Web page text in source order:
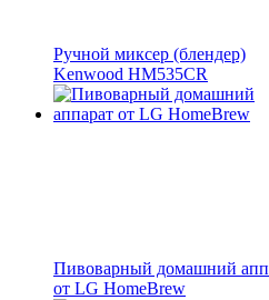
Ручной миксер (блендер)
Kenwood HM535CR
Пивоварный домашний
от LG HomeBrew